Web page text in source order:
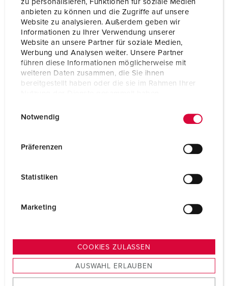
zu personalisieren, Funktionen für soziale Medien
anbieten zu können und die Zugriffe auf unsere
Website zu analysieren. Außerdem geben wir
Informationen zu Ihrer Verwendung unserer
Website an unsere Partner für soziale Medien,
Werbung und Analysen weiter. Unsere Partner
führen diese Informationen möglicherweise mit
weiteren Daten zusammen, die Sie ihnen
bereitgestellt haben oder die sie im Rahmen Ihrer
s
u
Notwendig
Präferenzen
Statistiken
Marketing
COOKIES ZULASSEN
AUSWAHL ERLAUBEN
Breedte 225 mm
Combinatie uit voorraad A